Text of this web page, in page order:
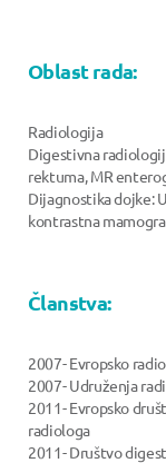
Oblast rada:
Radiologija
Digestivna
rektuma, MR
Dijagnostika dojke:
kontrastna
Članstva:
2007- Evropsko
2007- Udruženja
2011- Evropsko
radiologa
2011- Društvo